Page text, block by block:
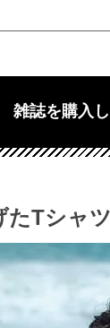
雑誌を購入
Tシャ